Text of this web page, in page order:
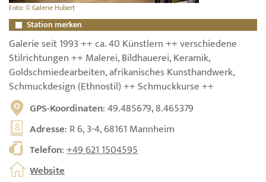
Foto: © Galerie Hubert
Station merken
Galerie seit 1993 ++ ca. 40 Künstlern ++ verschiedene
Stilrichtungen ++ Malerei, Bildhauerei, Keramik,
Goldschmiedearbeiten, afrikanisches Kunsthandwerk,
Schmuckdesign (Ethnostil) ++ Schmuckkurse ++
GPS-Koordinaten: 49.485679, 8.465379
Adresse: R 6, 3-4, 68161 Mannheim
Telefon:+49 621 1504595
Website